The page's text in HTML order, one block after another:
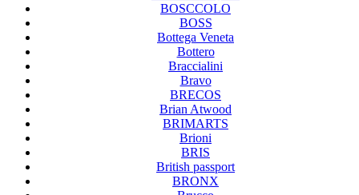
BOSCCOLO
BOSS
Bottega Veneta
Bottero
Braccialini
Bravo
BRECOS
Brian Atwood
BRIMARTS
Brioni
BRIS
British passport
BRONX